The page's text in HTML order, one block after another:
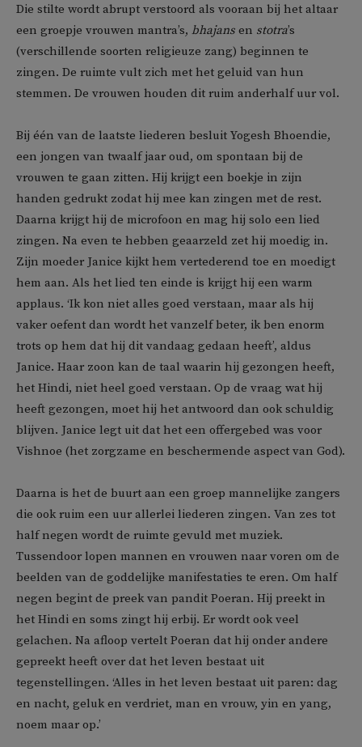
Die stilte wordt abrupt verstoord als vooraan bij het altaar
een groepje vrouwen mantra’s, bhajans en stotra’s
(verschillende soorten religieuze zang) beginnen te
zingen. De ruimte vult zich met het geluid van hun
stemmen. De vrouwen houden dit ruim anderhalf uur vol.
Bij één van de laatste liederen besluit Yogesh Bhoendie,
een jongen van twaalf jaar oud, om spontaan bij de
vrouwen te gaan zitten. Hij krijgt een boekje in zijn
handen gedrukt zodat hij mee kan zingen met de rest.
Daarna krijgt hij de microfoon en mag hij solo een lied
zingen. Na even te hebben geaarzeld zet hij moedig in.
Zijn moeder Janice kijkt hem vertederend toe en moedigt
hem aan. Als het lied ten einde is krijgt hij een warm
applaus. ‘Ik kon niet alles goed verstaan, maar als hij
vaker oefent dan wordt het vanzelf beter, ik ben enorm
trots op hem dat hij dit vandaag gedaan heeft’, aldus
Janice. Haar zoon kan de taal waarin hij gezongen heeft,
het Hindi, niet heel goed verstaan. Op de vraag wat hij
heeft gezongen, moet hij het antwoord dan ook schuldig
blijven. Janice legt uit dat het een offergebed was voor
Vishnoe (het zorgzame en beschermende aspect van God).
Daarna is het de buurt aan een groep mannelijke zangers
die ook ruim een uur allerlei liederen zingen. Van zes tot
half negen wordt de ruimte gevuld met muziek.
Tussendoor lopen mannen en vrouwen naar voren om de
beelden van de goddelijke manifestaties te eren. Om half
negen begint de preek van pandit Poeran. Hij preekt in
het Hindi en soms zingt hij erbij. Er wordt ook veel
gelachen. Na afloop vertelt Poeran dat hij onder andere
gepreekt heeft over dat het leven bestaat uit
tegenstellingen. ‘Alles in het leven bestaat uit paren: dag
en nacht, geluk en verdriet, man en vrouw, yin en yang,
noem maar op.’